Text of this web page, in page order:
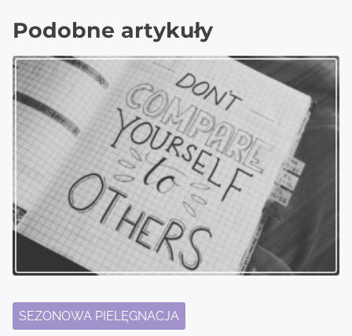
t
s
n
a
v
i
g
i
Podobne artykuły
SEZONOWA PIELĘGNACJA